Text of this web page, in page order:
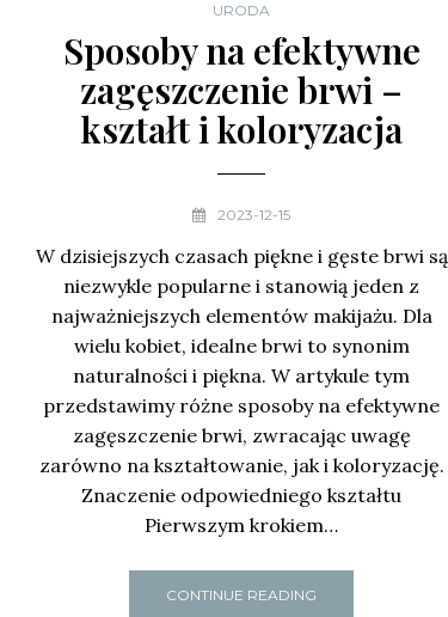
URODA
Sposoby na efektywne
zagęszczenie brwi –
kształt i koloryzacja
2023-12-15
W dzisiejszych czasach piękne i gęste brwi są
niezwykle popularne i stanowią jeden z
najważniejszych elementów makijażu. Dla
wielu kobiet, idealne brwi to synonim
naturalności i piękna. W artykule tym
przedstawimy różne sposoby na efektywne
zagęszczenie brwi, zwracając uwagę
zarówno na kształtowanie, jak i koloryzację.
Znaczenie odpowiedniego kształtu
Pierwszym krokiem…
CONTINUE READING